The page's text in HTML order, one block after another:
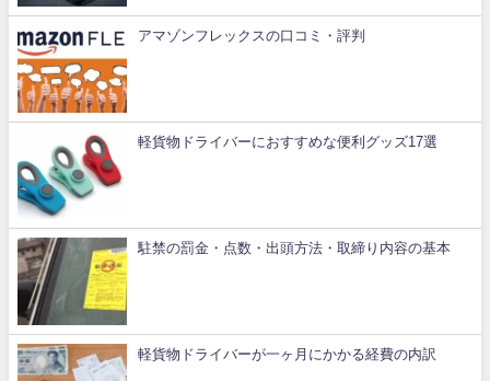
アマゾンフレックスの口コミ・評判
軽貨物ドライバーにおすすめな便利グッズ17選
駐禁の罰金・点数・出頭方法・取締り内容の基本
軽貨物ドライバーが一ヶ月にかかる経費の内訳